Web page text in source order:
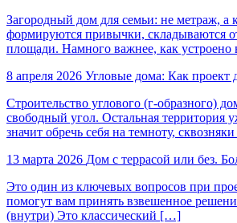
Загородный дом для семьи: не метраж, а
формируются привычки, складываются
площади. Намного важнее, как
8 апреля 2026 Угловые дома: Как проект
Строительство углового (г-образного)
свободный угол. Остальная территория
значит обречь себя на темноту,
13 марта 2026 Дом с террасой или без.
Это один из ключевых вопросов при
помогут вам принять взвешенное
(внутри) Это классический […]